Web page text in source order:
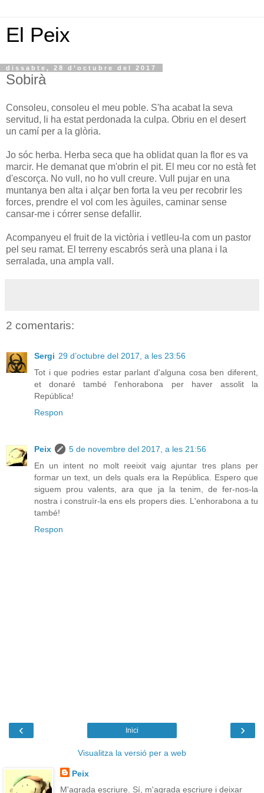
El Peix
dissabte, 28 d’octubre del 2017
Sobirà
Consoleu, consoleu el meu poble. S'ha acabat la seva
servitud, li ha estat perdonada la culpa. Obriu en el desert
un camí per a la glòria.
Jo sóc herba. Herba seca que ha oblidat quan la flor es va
marcir. He demanat que m'obrin el pit. El meu cor no està fet
d'escorça. No vull, no ho vull creure. Vull pujar en una
muntanya ben alta i alçar ben forta la veu per recobrir les
forces, prendre el vol com les àguiles, caminar sense
cansar-me i córrer sense defallir.
Acompanyeu el fruit de la victòria i vetlleu-la com un pastor
pel seu ramat. El terreny escabrós serà una plana i la
serralada, una ampla vall.
2 comentaris:
Sergi 29 d’octubre del 2017, a les 23:56
Tot i que podries estar parlant d'alguna cosa ben diferent,
et donaré també l'enhorabona per haver assolit la
República!
Respon
Peix
5 de novembre del 2017, a les 21:56
En un intent no molt reeixit vaig ajuntar tres plans per
formar un text, un dels quals era la República. Espero que
siguem prou valents, ara que ja la tenim, de fer-nos-la
nostra i construïr-la ens els propers dies. L'enhorabona a tu
també!
Respon
‹ ›
Inici
Visualitza la versió per a web
Peix
M'agrada escriure. Sí, m'agrada escriure i deixar